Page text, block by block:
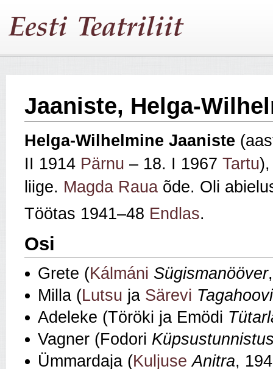
Jaaniste, Helga-
Helga-Wilhelmine Jaaniste
II 1914 Pärnu – 18. I 1967 Tartu
liige. Magda Raua õde. Oli
Töötas 1941–48 Endlas.
Osi
Grete (Kálmáni Sügismanööver
Milla (Lutsu ja Särevi
Adeleke (Töröki ja Emödi
Vagner (Fodori
Ümmardaja (Kuljuse Anitra,